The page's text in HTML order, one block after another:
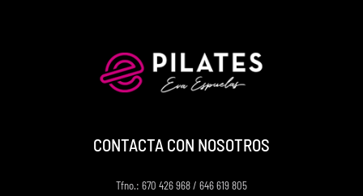
CONTACTA CON NOSOTROS
Tfno.: 670 426 968 / 646 619 805